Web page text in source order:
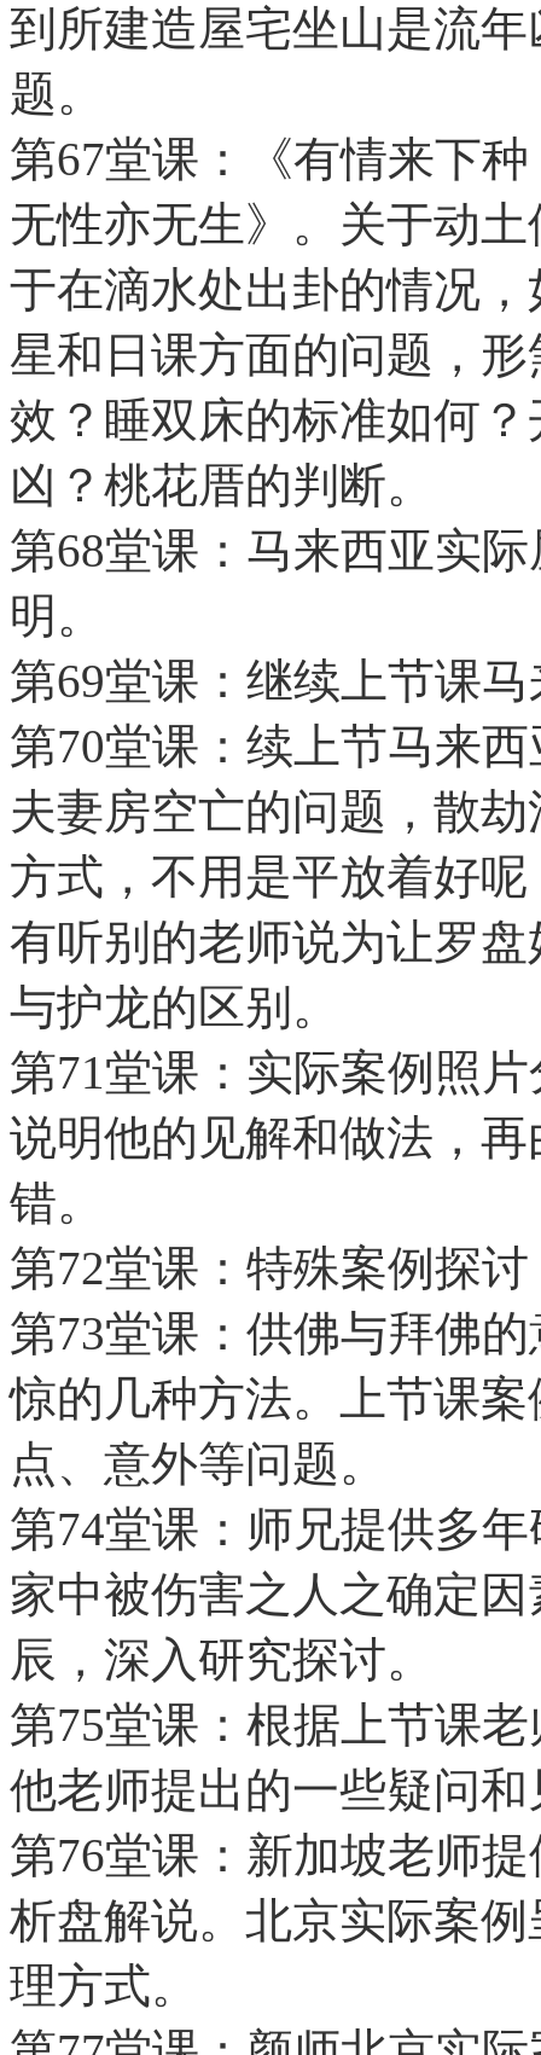
到所建造屋宅坐山是流
题。
第67堂课：《有情来下
无性亦无生》。关于动
于在滴水处出卦的情况
星和日课方面的问题，
效？睡双床的标准如何
凶？桃花厝的判断。
第68堂课：马来西亚实
明。
第69堂课：继续上节课
第70堂课：续上节马来
夫妻房空亡的问题，散
方式，不用是平放着好
有听别的老师说为让罗
与护龙的区别。
第71堂课：实际案例照
说明他的见解和做法，
错。
第72堂课：特殊案例探
第73堂课：供佛与拜佛
惊的几种方法。上节课
点、意外等问题。
第74堂课：师兄提供多
家中被伤害之人之确定
辰，深入研究探讨。
第75堂课：根据上节课
他老师提出的一些疑问和
第76堂课：新加坡老师
析盘解说。北京实际案
理方式。